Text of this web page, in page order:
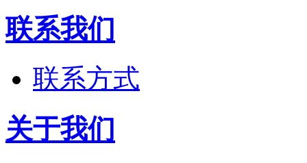
联系我们
联系方式
关于我们